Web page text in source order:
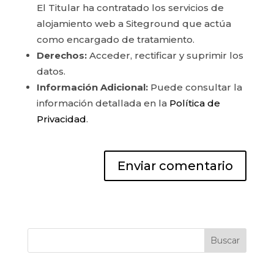
El Titular ha contratado los servicios de
alojamiento web a Siteground que actúa
como encargado de tratamiento.
Derechos:Acceder, rectificar y suprimir los
datos.
Información Adicional:Puede consultar la
información detallada en la Política de
Privacidad.